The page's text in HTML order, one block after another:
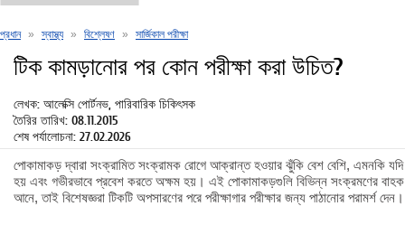
প্রধান » স্বাস্থ্য » বিশ্লেষণ » সার্জিকাল পরীক্ষা
টিক কামড়ানোর পর কোন পরীক্ষা করা উচিত?
লেখক: আলেক্সি পোর্টনভ, পারিবারিক চিকিৎসক
তৈরির তারিখ: 08.11.2015
শেষ পর্যালোচনা: 27.02.2026
পোকামাকড় দ্বারা সংক্রামিত সংক্রামক রোগে আক্রান্ত হওয়ার ঝুঁকি বেশ বেশি, এমনকি
হয় এবং গভীরভাবে প্রবেশ করতে অক্ষম হয়। এই পোকামাকড়গুলি বিভিন্ন সংক্রমণের বাহক
আনে, তাই বিশেষজ্ঞরা টিকটি অপসারণের পরে পরীক্ষাগার পরীক্ষার জন্য পাঠানোর পরামর্শ দেন।